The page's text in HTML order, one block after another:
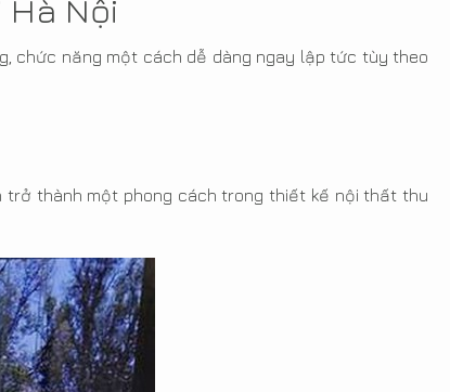
Nội
chức năng một cách dễ dàng ngay lập tức tùy theo
trở thành một phong cách trong thiết kế nội thất thu